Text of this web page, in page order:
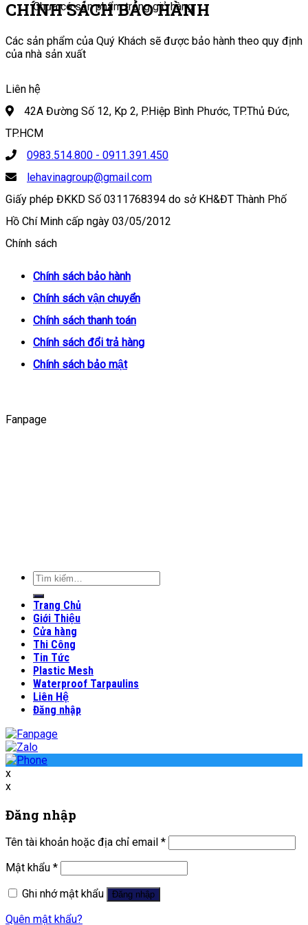
Chưa có sản phẩm trong giỏ hàng.
CHÍNH SÁCH BẢO HÀNH
Các sản phẩm của Quý Khách sẽ được bảo hành theo quy định
của nhà sản xuất
Liên hệ
42A Đường Số 12, Kp 2, P.Hiệp Bình Phước, TP.Thủ Đức,
TP.HCM
0983.514.800 - 0911.391.450
lehavinagroup@gmail.com
Giấy phép ĐKKD Số 0311768394 do sở KH&ĐT Thành Phố
Hồ Chí Minh cấp ngày 03/05/2012
Chính sách
Chính sách bảo hành
Chính sách vận chuyển
Chính sách thanh toán
Chính sách đổi trả hàng
Chính sách bảo mật
Fanpage
Tìm
kiếm:
Trang Chủ
Giới Thiệu
Cửa hàng
Thi Công
Tin Tức
Plastic Mesh
Waterproof Tarpaulins
Liên Hệ
Đăng nhập
x
x
Đăng nhập
Tên tài khoản hoặc địa chỉ email *
Mật khẩu *
Ghi nhớ mật khẩu
Đăng nhập
Quên mật khẩu?